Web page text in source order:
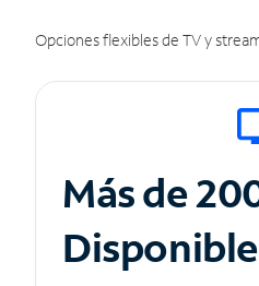
Opciones flexibles de TV y
Más de
Disponible